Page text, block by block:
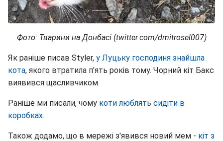
Фото: Тварини на Донбасі (twitter.com/dmitrosel007)
Як раніше писав Styler, у Луцьку господиня знайшла
кота, якого втратила п'ять років тому. Чорний кіт Бакс
виявився щасливчиком.
Раніше ми писали, чому коти люблять сидіти в
коробках.
Також додамо, що в мережі з'явився новий мем - кіт з